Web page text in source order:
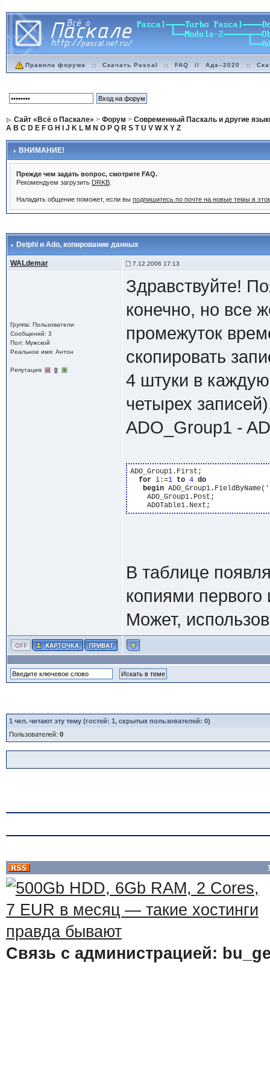
Правила форума :: Скачать Pascal :: FAQ // Ада–2020 ::
Сайт «Всё о Паскале» > Форум > Современный Паскаль и другие
A B C D E F G H J K L M N O P Q R S T U V W X Y Z
ВНИМАНИЕ!
Прежде чем задать вопрос, смотрите FAQ.
Рекомендуем загрузить DRKB.
Наладить общение поможет, если вы подпишитесь по почте на новые темы в
Delphi и Ado, копирование данных
WALdemar 7.12.2006 17:13
Группа: Пользователи
Сообщений: 3
Пол: Мужской
Реальное имя: Антон
Репутация: 0
Здравствуйте!
конечно, но все
промежуток
скопировать
4 штуки в
четырех
ADO_Group1 -
ADO_Group1.First;
for i:=1 to 4 do
begin ADO_Group1.FieldByName(
    ADO_Group1.Post;
В таблице
копиями первого
Может,
1 чел. читают эту тему (гостей: 1, скрытых пользователей: 0)
Пользователей: 0
Связь с администрацией: